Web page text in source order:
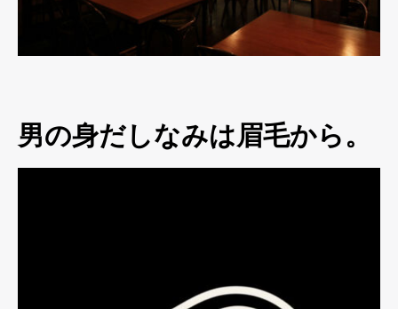
男の身だしなみは眉毛から。